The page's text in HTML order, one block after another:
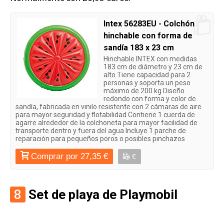
Intex 56283EU - Colchón
hinchable con forma de
sandía 183 x 23 cm
Hinchable INTEX con medidas
183 cm de diámetro y 23 cm de
alto Tiene capacidad para 2
personas y soporta un peso
máximo de 200 kg Diseño
redondo con forma y color de
sandía, fabricada en vinilo resistente con 2 cámaras de aire
para mayor seguridad y flotabilidad Contiene 1 cuerda de
agarre alrededor de la colchoneta para mayor facilidad de
transporte dentro y fuera del agua Incluye 1 parche de
reparación para pequeños poros o posibles pinchazos
Comprar por 27,35 € €
8 Set de playa de Playmobil